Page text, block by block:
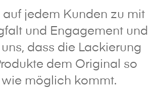
auf jedem Kunden zu mit
und Engagement und
dass die Lackierung
dem Original so
wie möglich kommt.